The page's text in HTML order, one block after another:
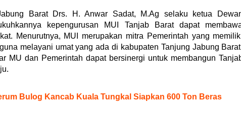
Barat Drs. H. Anwar Sadat, M.Ag selaku ketua
kepengurusan MUI Tanjab Barat dapat
Menurutnya, MUI merupakan mitra Pemerintah yang
melayani umat yang ada di kabupaten Tanjung Jabung
MU dan Pemerintah dapat bersinergi untuk membangun
Bulog Kancab Kuala Tungkal Siapkan 600 Ton Beras